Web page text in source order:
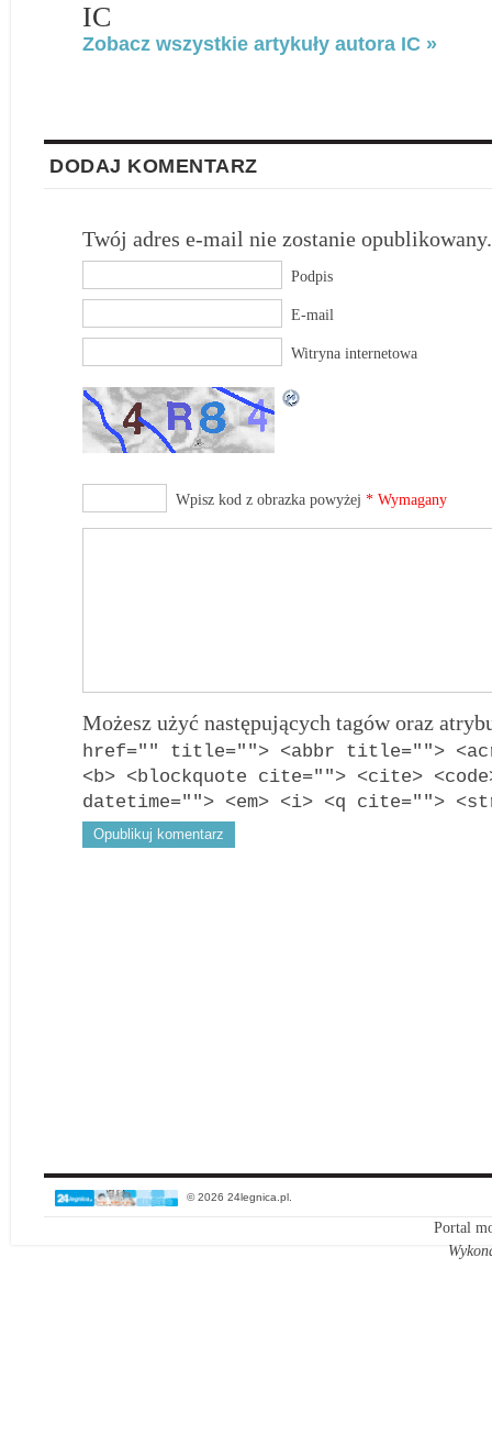
IC
Zobacz wszystkie artykuły autora IC »
DODAJ KOMENTARZ
Twój adres e-mail nie zostanie opublikowany.
Podpis
E-mail
Witryna internetowa
Wpisz kod z obrazka powyżej * Wymagany
Możesz użyć następujących tagów oraz
href="" title=""> <abbr title="">
<b> <blockquote cite=""> <cite>
datetime=""> <em> <i> <q cite="">
© 2026 24legnica.pl.
Portal